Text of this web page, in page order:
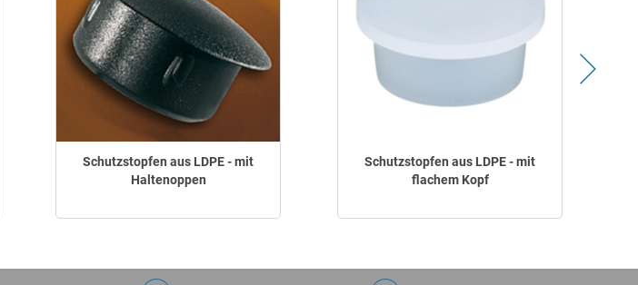
Schutzstopfen aus LDPE - mit
Haltenoppen
Schutzstopfen aus LDPE - mit
flachem Kopf